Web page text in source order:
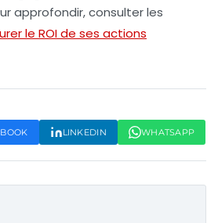
approfondir, consulter les
le ROI de ses actions
LINKEDIN WHATSAPP